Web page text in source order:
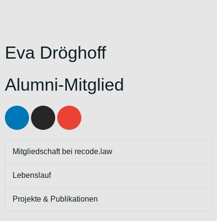
Eva Dröghoff
Alumni-Mitglied
Mitgliedschaft bei recode.law
Lebenslauf
Projekte & Publikationen